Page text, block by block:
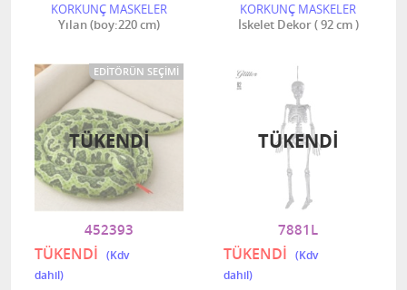
KORKUNÇ MASKELER
Yılan (boy:220 cm)
EDITÖRÜN SEÇIMI
452393
TÜKENDİ
TÜKENDI
KORKUNÇ MASKELER
İskelet Dekor ( 92 cm )
7881L
TÜKENDİ
TÜKENDI